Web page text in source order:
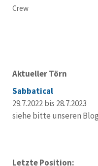
Crew
Aktueller Törn
Sabbatical
29.7.2022 bis 28.7.2023
siehe bitte unseren
Letzte Position: